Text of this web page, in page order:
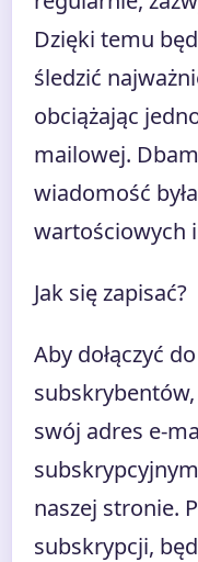
Dzięki temu
śledzić
obciążając
mailowej.
wiadomość
wartościowych
Jak się zapisać?
Aby dołączyć
swój adres e-
naszej stronie.
subskrypcji,